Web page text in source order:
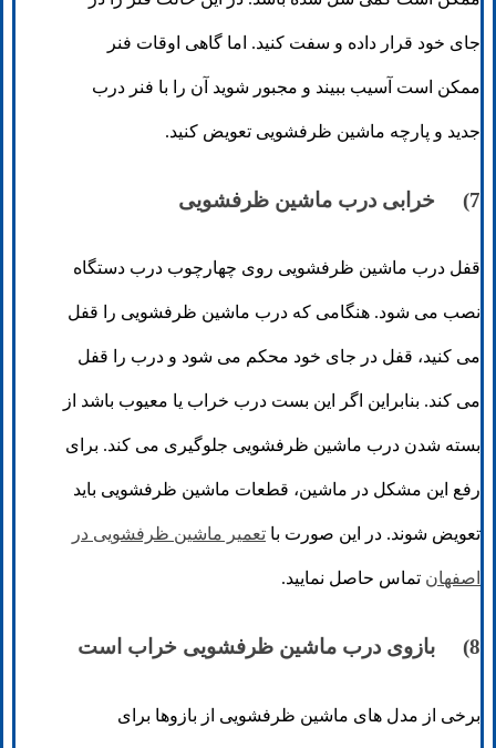
جای خود قرار داده و سفت کنید. اما گاهی اوقات فنر
ممکن است آسیب ببیند و مجبور شوید آن را با فنر درب
جدید و پارچه ماشین ظرفشویی تعویض کنید.
7) خرابی درب ماشین ظرفشویی
قفل درب ماشین ظرفشویی روی چهارچوب درب دستگاه
نصب می شود. هنگامی که درب ماشین ظرفشویی را قفل
می کنید، قفل در جای خود محکم می شود و درب را قفل
می کند. بنابراین اگر این بست درب خراب یا معیوب باشد از
بسته شدن درب ماشین ظرفشویی جلوگیری می کند. برای
رفع این مشکل در ماشین، قطعات ماشین ظرفشویی باید
تعویض شوند. در این صورت با تعمیر ماشین ظرفشویی در
اصفهان تماس حاصل نمایید.
8) بازوی درب ماشین ظرفشویی خراب است
برخی از مدل های ماشین ظرفشویی از بازوها برای